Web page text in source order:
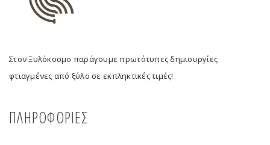
Στον Ξυλόκοσμο παράγουμε πρωτότυπες δημιουργίες
φτιαγμένες από ξύλο σε εκπληκτικές τιμές!
ΠΛΗΡΟΦΟΡΙΕΣ